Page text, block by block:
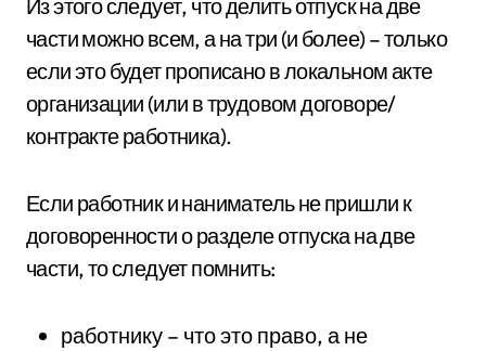
Из этого следует, что делить отпуск на две
части можно всем, а на три (и более) – только
если это будет прописано в локальном акте
организации (или в трудовом договоре/
контракте работника).
Если работник и наниматель не пришли к
договоренности о разделе отпуска на две
части, то следует помнить:
работнику – что это право, а не